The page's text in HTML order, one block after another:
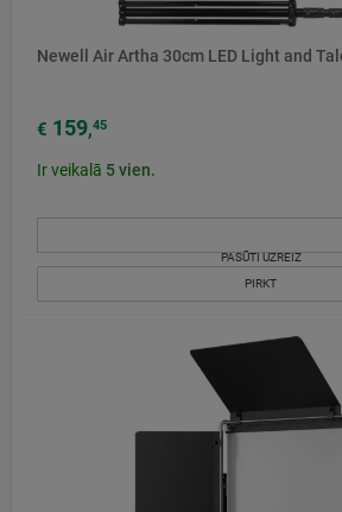
Newell Air Artha 30cm LED Light and
€ 159,45
Ir veikalā 5vien.
PASŪTI UZREIZ
PIRKT